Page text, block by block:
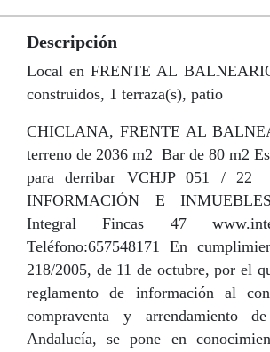
Descripción
Local en FRENTE AL
construidos, 1 terraza(s), patio
CHICLANA, FRENTE AL
terreno de 2036 m2 Bar de 80 m2
para derribar VCHJP 051 /
INFORMACIÓN E
Integral Fincas 47
Teléfono:657548171 En
218/2005, de 11 de octubre, por el
reglamento de información al
compraventa y arrendamiento
Andalucía, se pone en